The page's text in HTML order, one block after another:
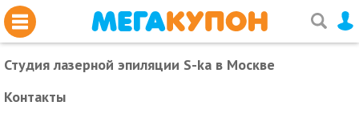
Студия лазерной эпиляции S-ka в Москве
Контакты